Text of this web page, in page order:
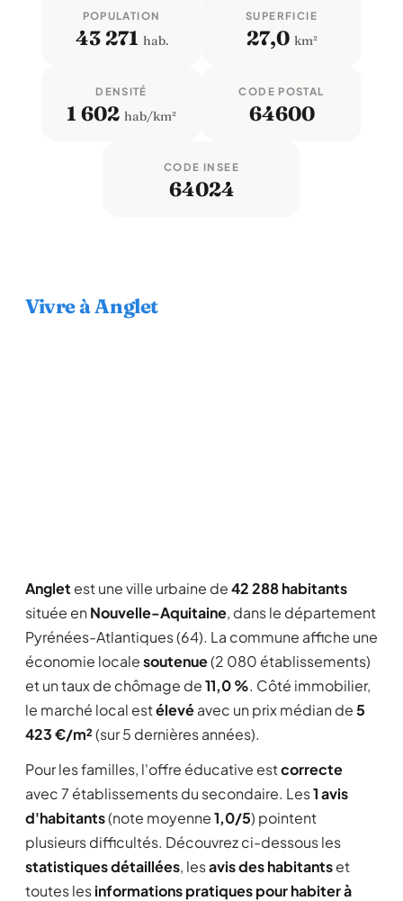
POPULATION
43 271 hab.
SUPERFICIE
27,0 km²
DENSITÉ
1 602 hab/km²
CODE POSTAL
64600
CODE INSEE
64024
Vivre à Anglet
Anglet est une ville urbaine de42 288 habitants
située en Nouvelle-Aquitaine, dans le département
Pyrénées-Atlantiques (64). La commune affiche une
économie localesoutenue(2 080 établissements)
et un taux de chômage de11,0 %. Côté immobilier,
le marché local estélevéavec un prix médian de5
423 €/m²(sur 5 dernières années).
Pour les familles, l'offre éducative estcorrecte
avec 7 établissements du secondaire. Les1 avis
d'habitants(note moyenne1,0/5) pointent
plusieurs difficultés. Découvrez ci-dessous les
statistiques détaillées, lesavis des habitantset
toutes lesinformations pratiques pour habiter à